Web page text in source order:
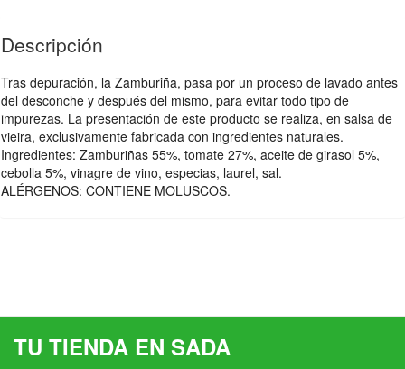
Descripción
Tras depuración, la Zamburiña, pasa por un proceso de lavado antes
del desconche y después del mismo, para evitar todo tipo de
impurezas. La presentación de este producto se realiza, en salsa de
vieira, exclusivamente fabricada con ingredientes naturales.
Ingredientes: Zamburiñas 55%, tomate 27%, aceite de girasol 5%,
cebolla 5%, vinagre de vino, especias, laurel, sal.
ALÉRGENOS: CONTIENE MOLUSCOS.
TU TIENDA EN SADA